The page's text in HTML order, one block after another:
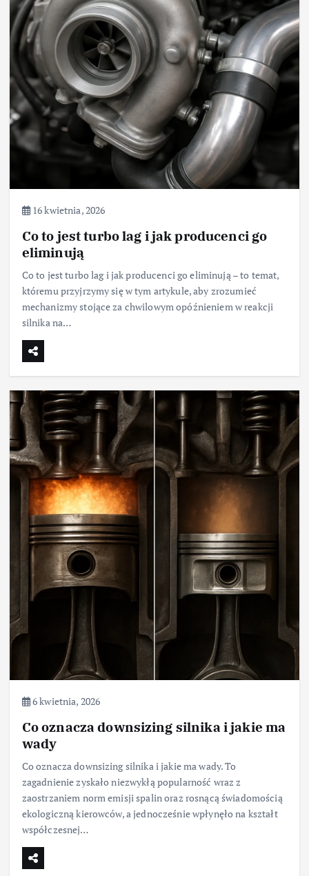
16 kwietnia, 2026
Co to jest turbo lag i jak producenci go
eliminują
Co to jest turbo lag i jak producenci go eliminują – to temat,
któremu przyjrzymy się w tym artykule, aby zrozumieć
mechanizmy stojące za chwilowym opóźnieniem w reakcji
silnika na…
6 kwietnia, 2026
Co oznacza downsizing silnika i jakie ma
wady
Co oznacza downsizing silnika i jakie ma wady. To
zagadnienie zyskało niezwykłą popularność wraz z
zaostrzaniem norm emisji spalin oraz rosnącą świadomością
ekologiczną kierowców, a jednocześnie wpłynęło na kształt
współczesnej…